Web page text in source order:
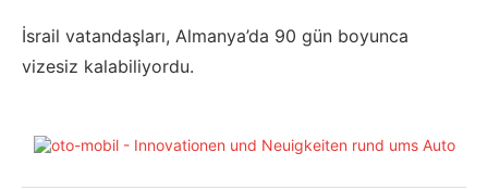
İsrail vatandaşları, Almanya’da 90 gün boyunca
vizesiz kalabiliyordu.